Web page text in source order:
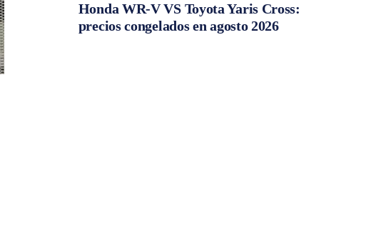
Honda WR-V VS Toyota Yaris Cross:
precios congelados en agosto 2026